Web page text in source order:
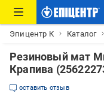
Эпицентр К Каталог
Резиновый мат
Крапива
оставить отзыв